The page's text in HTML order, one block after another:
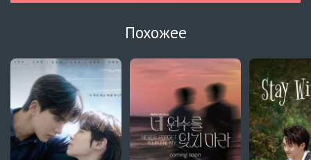
Огонь5 серия
Автосабы русские / украинские
Край горизонта9 серия
Превью
Край горизонта8 серия
Автосабы русские / украинские
Похожее